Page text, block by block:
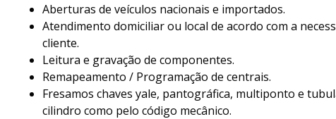
Aberturas de veículos nacionais e importados.
Atendimento domiciliar ou local de acordo com a
cliente.
Leitura e gravação de componentes.
Remapeamento / Programação de centrais.
Fresamos chaves yale, pantográfica, multiponto e
cilindro como pelo código mecânico.